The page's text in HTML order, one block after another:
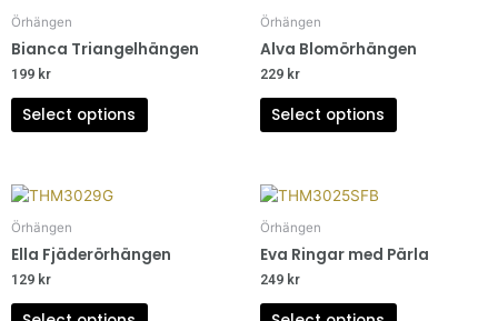
Örhängen
Bianca Triangelhängen
199 kr
Select options
Örhängen
Alva Blomörhängen
229 kr
Select options
Örhängen
Ella Fjäderörhängen
129 kr
Örhängen
Eva Ringar med Pärla
249 kr